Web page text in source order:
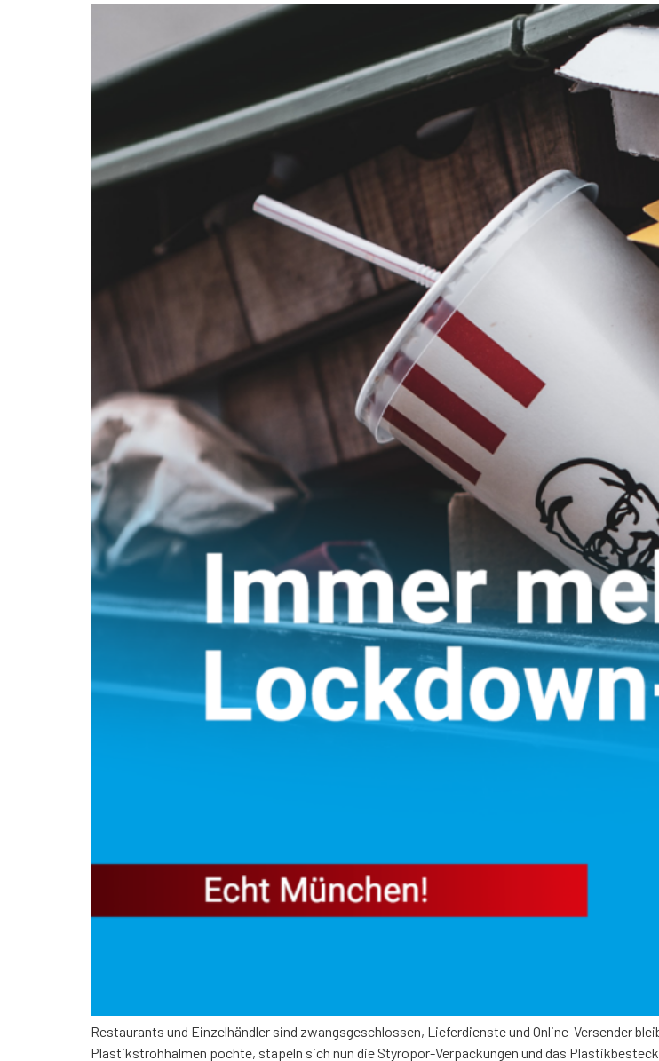
Restaurants und Einzelhändler sind zwangsgeschlossen, Lieferdienste und Online-Versender
Plastikstrohhalmen pochte, stapeln sich nun die Styropor-Verpackungen und das